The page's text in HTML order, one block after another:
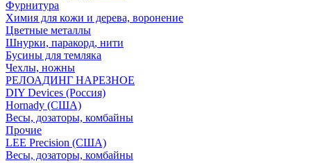
Фурнитура
Химия для кожи и дерева, воронение
Цветные металлы
Шнурки, паракорд, нити
Бусины для темляка
Чехлы, ножны
РЕЛОАДИНГ НАРЕЗНОЕ
DIY Devices (Россия)
Hornady (США)
Весы, дозаторы, комбайны
Прочие
LEE Precision (США)
Весы, дозаторы, комбайны